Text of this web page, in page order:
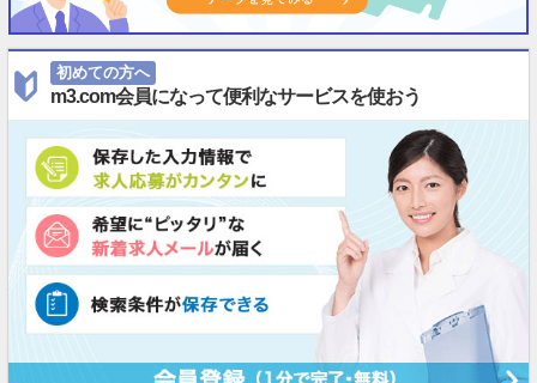
初めての方へ
m3.com会員になって便利なサービスを使おう